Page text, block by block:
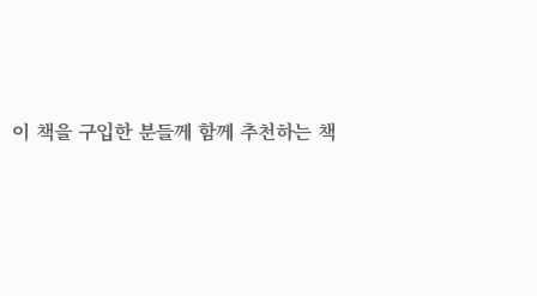
이 책을 구입한 분들께 함께 추천하는 책